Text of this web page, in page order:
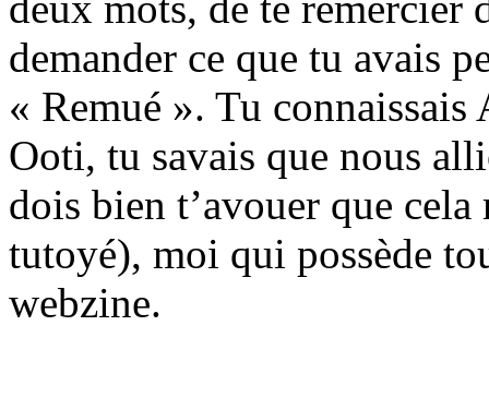
demander ce que tu avais
« Remué ». Tu
Ooti, tu savais que nous
dois bien t’avouer que
tutoyé), moi qui possède
webzine.